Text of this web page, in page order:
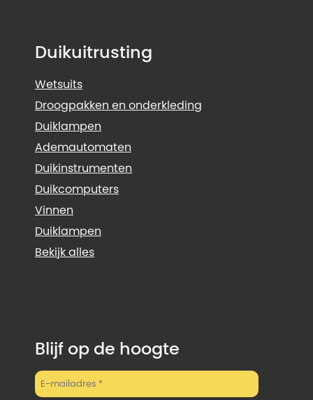
Duikuitrusting
Wetsuits
Droogpakken en onderkleding
Duiklampen
Ademautomaten
Duikinstrumenten
Duikcomputers
Vinnen
Duiklampen
Bekijk alles
Blijf op de hoogte